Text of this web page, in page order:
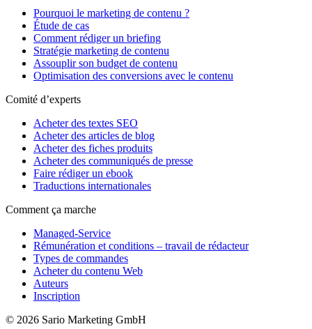
Pourquoi le marketing de contenu ?
Étude de cas
Comment rédiger un briefing
Stratégie marketing de contenu
Assouplir son budget de contenu
Optimisation des conversions avec le contenu
Comité d’experts
Acheter des textes SEO
Acheter des articles de blog
Acheter des fiches produits
Acheter des communiqués de presse
Faire rédiger un ebook
Traductions internationales
Comment ça marche
Managed-Service
Rémunération et conditions – travail de rédacteur
Types de commandes
Acheter du contenu Web
Auteurs
Inscription
© 2026 Sario Marketing GmbH